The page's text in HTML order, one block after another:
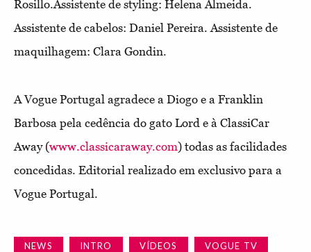
Rosillo.Assistente de styling: Helena Almeida.
Assistente de cabelos: Daniel Pereira. Assistente de
maquilhagem: Clara Gondin.
A Vogue Portugal agradece a Diogo e a Franklin
Barbosa pela cedência do gato Lord e à ClassiCar
Away (www.classicaraway.com) todas as facilidades
concedidas. Editorial realizado em exclusivo para a
Vogue Portugal.
NEWS INTRO VÍDEOS
VOGUE TV